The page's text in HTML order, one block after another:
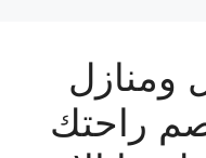
ومنازل
راحتك